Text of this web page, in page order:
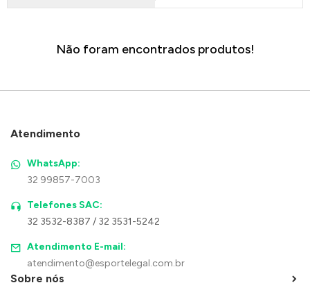
Não foram encontrados produtos!
Atendimento
WhatsApp:
32 99857-7003
Telefones SAC:
32 3532-8387 / 32 3531-5242
Atendimento E-mail:
atendimento@esportelegal.com.br
Sobre nós